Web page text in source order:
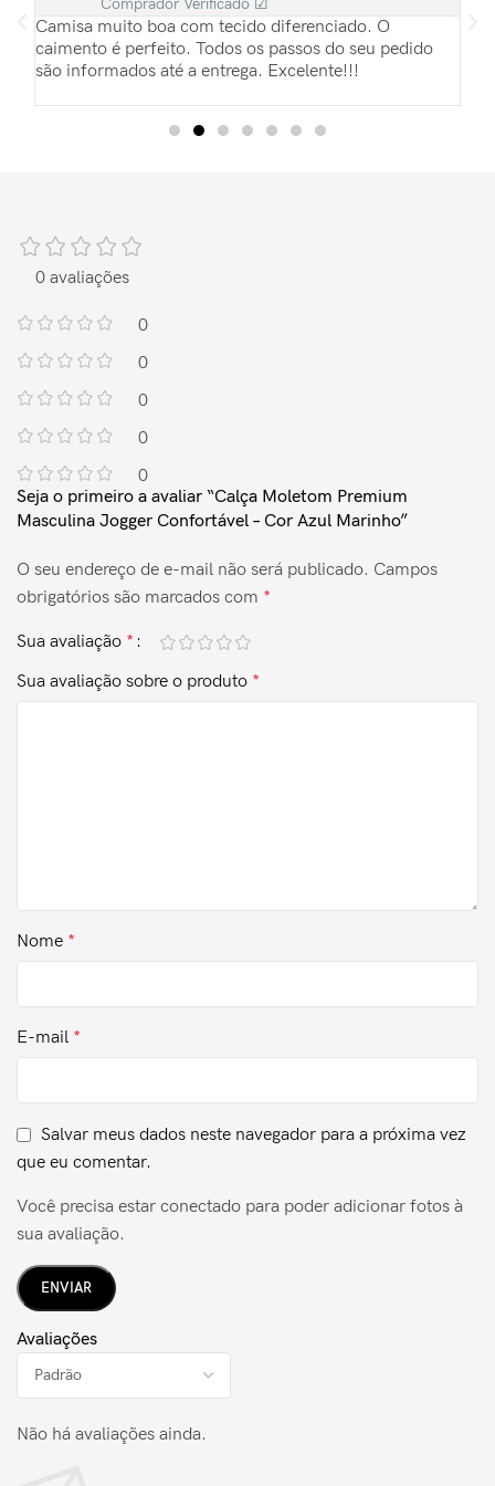
Comprador Verificado ☑
Camisa muito boa com tecido diferenciado. O
caimento é perfeito. Todos os passos do seu pedido
são informados até a entrega. Excelente!!!
0 avaliações
0
0
0
0
0
Avaliações
Não há avaliações ainda.
Seja o primeiro a avaliar “Calça Moletom Premium
Masculina Jogger Confortável – Cor Azul Marinho”
O seu endereço de e-mail não será publicado. Campos
obrigatórios são marcados com *
Sua avaliação *
Sua avaliação sobre o produto *
Nome *
E-mail *
Salvar meus dados neste navegador para a próxima vez
que eu comentar.
Você precisa estar conectado para poder adicionar fotos à
sua avaliação.